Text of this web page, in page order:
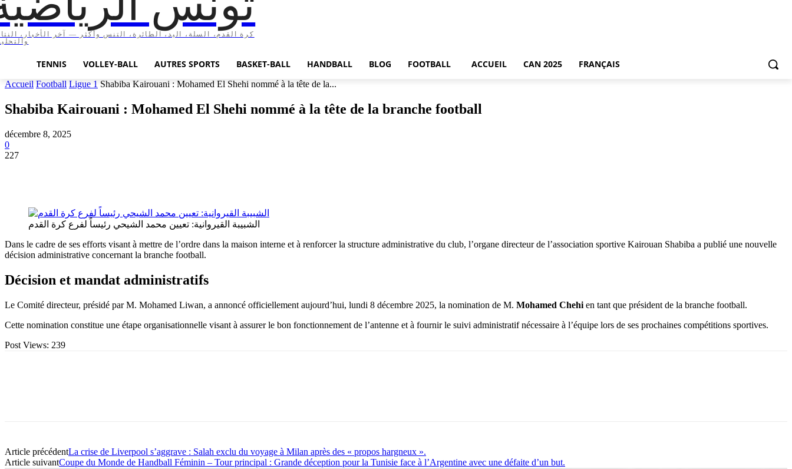
كرة القدم، السلة، اليد، الطائرة، التنس وأكثر — آخر الأخبار،
TENNIS VOLLEY-BALL AUTRES SPORTS BASKET-BALL HANDBALL BLOG FOOTBALL ACCUEIL CAN 2025 FRANÇAIS
Accueil Football Ligue 1 Shabiba Kairouani : Mohamed El Shehi nommé à la tête de la...
Shabiba Kairouani : Mohamed El Shehi nommé à la tête de la branche football
décembre 8, 2025
0
227
الشبيبة القيروانية: تعيين محمد الشيحي رئيساً لفرع كرة القدم
Dans le cadre de ses efforts visant à mettre de l’ordre dans la maison interne et à renforcer la structure administrative du club, l’organe directeur de l’association sportive Kairouan Shabiba a publié une nouvelle
décision administrative concernant la branche football.
Décision et mandat administratifs
Le Comité directeur, présidé par M. Mohamed Liwan, a annoncé officiellement aujourd’hui, lundi 8 décembre 2025, la nomination de M. Mohamed Chehi en tant que président de la branche football.
Cette nomination constitue une étape organisationnelle visant à assurer le bon fonctionnement de l’antenne et à fournir le suivi administratif nécessaire à l’équipe lors de ses prochaines compétitions sportives.
Post Views: 239
Article précédentLa crise de Liverpool s’aggrave : Salah exclu du voyage à Milan après des « propos hargneux ».
Article suivantCoupe du Monde de Handball Féminin – Tour principal : Grande déception pour la Tunisie face à l’Argentine avec une défaite d’un but.